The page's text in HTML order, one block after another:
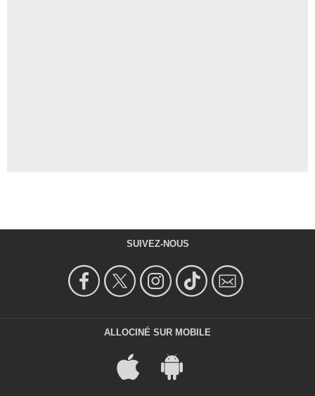
SUIVEZ-NOUS
ALLOCINÉ SUR MOBILE